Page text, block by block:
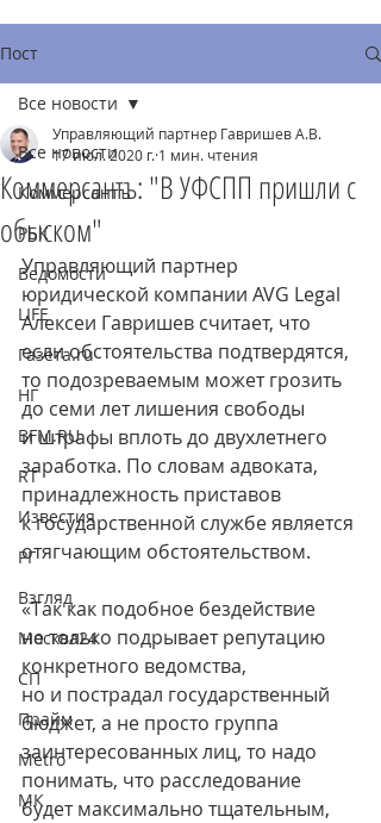
Пост
Все новости
Коммерсантъ
РБК
Ведомости
LIFE
Газета.ru
НГ
BFM.RU
RT
Известия
РГ
Взгляд
Москва24
СП
Прайм
Metro
МК
Все новости
Коммерсантъ: "В УФСПП пришли с
обыском"
Управляющий партнер Гавришев А.В.
17 июл. 2020 г. 1 мин. чтения
Управляющий партнер
юридической компании AVG Legal
Алексеи Гавришев считает, что
если обстоятельства подтвердятся,
то подозреваемым может грозить
до семи лет лишения свободы
и штрафы вплоть до двухлетнего
заработка. По словам адвоката,
принадлежность приставов
к государственной службе является
отягчающим обстоятельством.
«Так как подобное бездействие
не только подрывает репутацию
конкретного ведомства,
но и пострадал государственный
бюджет, а не просто группа
заинтересованных лиц, то надо
понимать, что расследование
будет максимально тщательным,